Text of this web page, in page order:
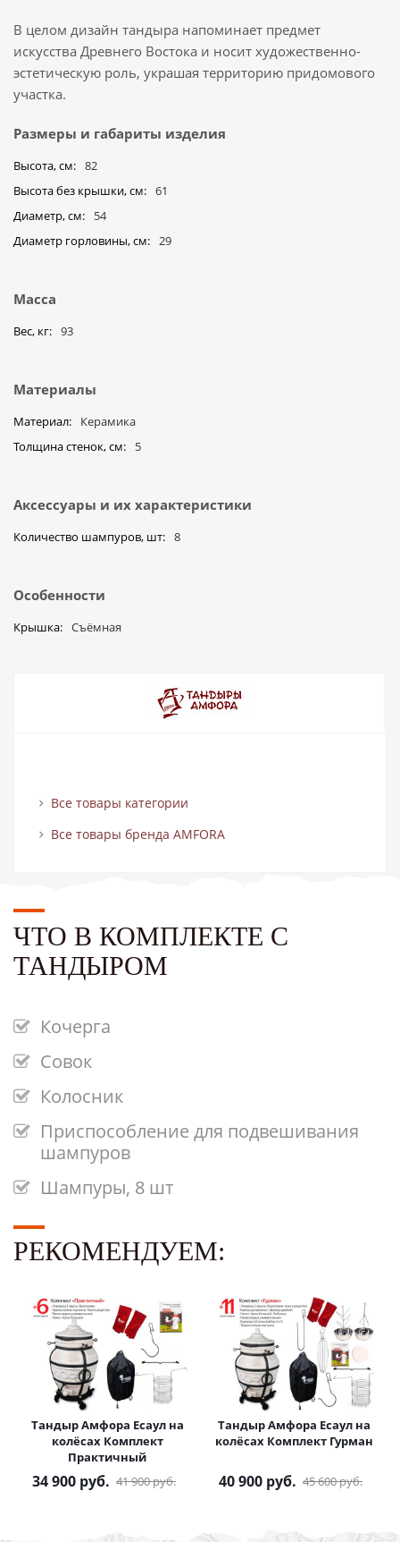
В целом дизайн тандыра напоминает предмет
искусства Древнего Востока и носит художественно-
эстетическую роль, украшая территорию придомового
участка.
Размеры и габариты изделия
Высота, см
82
Высота без крышки, см
61
Диаметр, см
54
Диаметр горловины, см
29
Масса
Вес, кг 93
Материалы
Материал
Керамика
Толщина стенок, см
5
Аксессуары и их характеристики
Количество шампуров, шт 8
Особенности
Крышка Съёмная
Все товары категории
Все товары бренда AMFORA
ЧТО В КОМПЛЕКТЕ С
ТАНДЫРОМ
Кочерга
Совок
Колосник
Приспособление для подвешивания
шампуров
Шампуры, 8 шт
РЕКОМЕНДУЕМ:
Тандыр Амфора Есаул на
колёсах Комплект
Практичный
34 900 руб. 41 900руб.
Тандыр Амфора Есаул на
колёсах Комплект Гурман
40 900 руб. 45 600руб.